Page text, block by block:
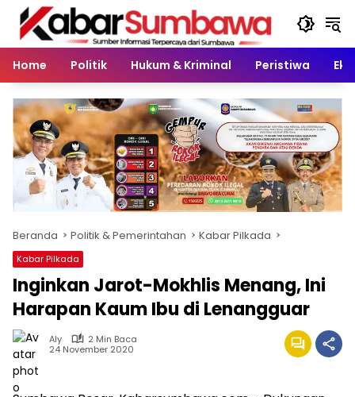
Langsung
konten
Home
Politik Hukum & Kriminal Peristiwa
Beranda Politik & Pemerintahan Kabar Pilkada
Kabar Pilkada
Inginkan Jarot-Mokhlis Menang, Ini
Harapan Kaum Ibu di Lenangguar
Aly
2 Min Baca
24 November 2020